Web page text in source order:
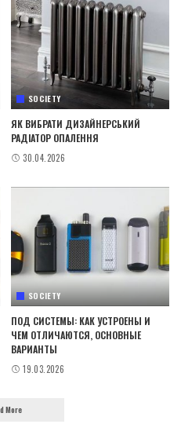
SOCIETY
ЯК ВИБРАТИ ДИЗАЙНЕРСЬКИЙ
РАДІАТОР ОПАЛЕННЯ
30.04.2026
SOCIETY
ПОД СИСТЕМЫ: КАК УСТРОЕНЫ И
ЧЕМ ОТЛИЧАЮТСЯ, ОСНОВНЫЕ
ВАРИАНТЫ
19.03.2026
More